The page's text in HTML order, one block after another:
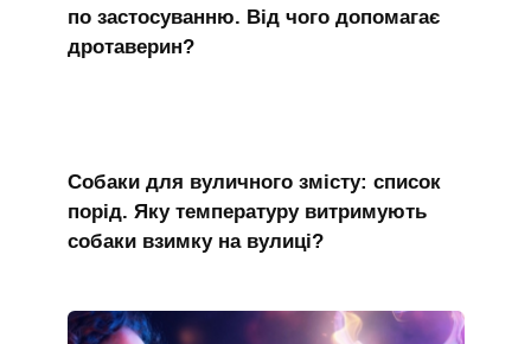
по застосуванню. Від чого допомагає
дротаверин?
Собаки для вуличного змісту: список
порід. Яку температуру витримують
собаки взимку на вулиці?